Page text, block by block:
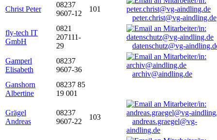
Christ Peter
08237
9607-12
101
peter.christ@vg-aindling.de
fly-tech IT
GmbH
0821
207111-
29
datenschutz@vg-
Gamperl
Elisabeth
08237
9607-36
archiv@aindling.de
Ganshorn
Albertine
08237 85
19 001
Grägel
Andreas
08237
9607-22
103
andreas.graegel@vg-
aindling.de